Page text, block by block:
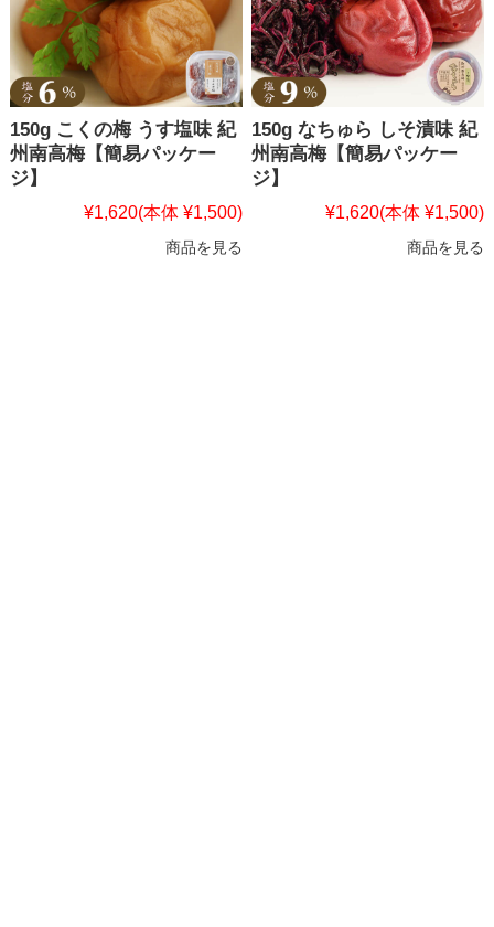
150g こくの梅 うす塩味 紀
州南高梅【簡易パッケー
ジ】
¥1,620(本体 ¥1,500)
商品を見る
150g なちゅら しそ漬味 紀
州南高梅【簡易パッケー
ジ】
¥1,620(本体 ¥1,500)
商品を見る